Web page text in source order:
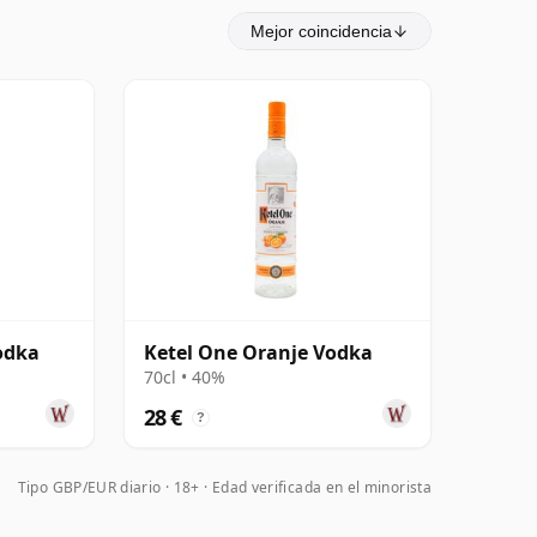
Mejor coincidencia
Ketel One Oranje Vodka
70cl • 40%
28 € ?
Tipo GBP/EUR diario 18+ · Edad verificada en el minorista